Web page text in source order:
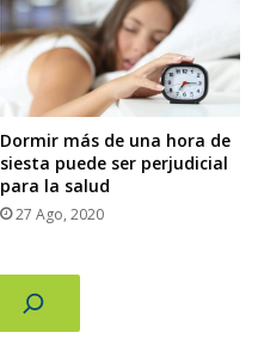
Dormir más de una hora de
siesta puede ser perjudicial
para la salud
27 Ago, 2020